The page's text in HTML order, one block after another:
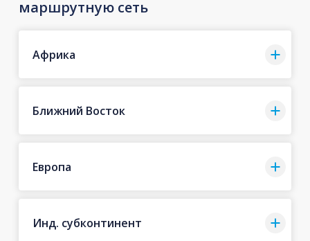
маршрутную сеть
Африка
Ближний Восток
Европа
Инд. субконтинент